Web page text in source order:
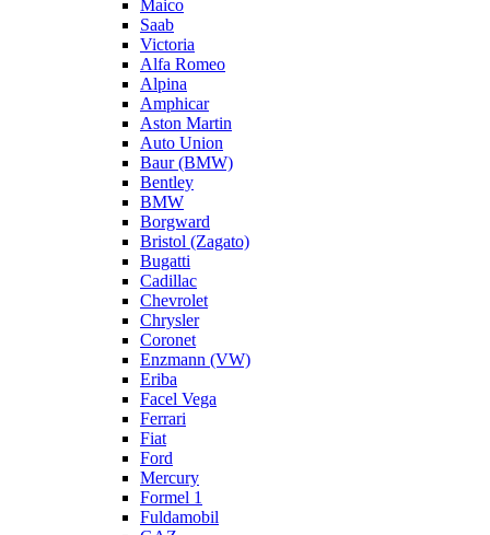
Maico
Saab
Victoria
Alfa Romeo
Alpina
Amphicar
Aston Martin
Auto Union
Baur (BMW)
Bentley
BMW
Borgward
Bristol (Zagato)
Bugatti
Cadillac
Chevrolet
Chrysler
Coronet
Enzmann (VW)
Eriba
Facel Vega
Ferrari
Fiat
Ford
Mercury
Formel 1
Fuldamobil